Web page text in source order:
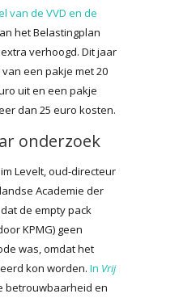
van de VVD en de
het Belastingplan
verhoogd. Dit jaar
een pakje met 20
uit en een pakje
dan 25 euro kosten.
onderzoek
Levelt, oud-directeur
Academie der
de empty pack
KPMG) geen
was, omdat het
kon worden. In Vrij
betrouwbaarheid en